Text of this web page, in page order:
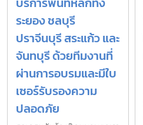
ระยอง ชลบุรี
ปราจีนบุรี สระแก้ว และ
จันทบุรี ด้วยทีมงานที่
ผ่านการอบรมและมีใบ
เซอร์รับรองความ
ปลอดภัย